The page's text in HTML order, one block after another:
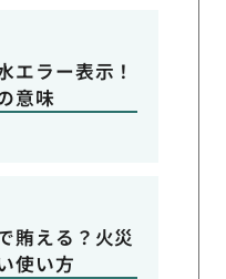
エラー表示！
意味
賄える？火災
使い方